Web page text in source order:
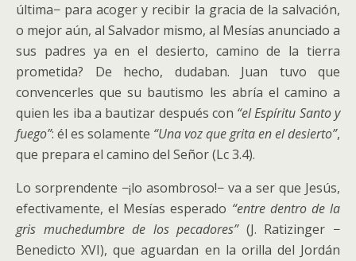
última− para acoger y recibir la gracia de la salvación,
o mejor aún, al Salvador mismo, al Mesías anunciado a
sus padres ya en el desierto, camino de la tierra
prometida? De hecho, dudaban. Juan tuvo que
convencerles que su bautismo les abría el camino a
quien les iba a bautizar después con “el Espíritu Santo y
fuego”: él es solamente “Una voz que grita en el desierto”,
que prepara el camino del Señor (Lc 3.4).
Lo sorprendente −¡lo asombroso!− va a ser que Jesús,
efectivamente, el Mesías esperado “entre dentro de la
gris muchedumbre de los pecadores”(J. Ratizinger −
Benedicto XVI), que aguardan en la orilla del Jordán